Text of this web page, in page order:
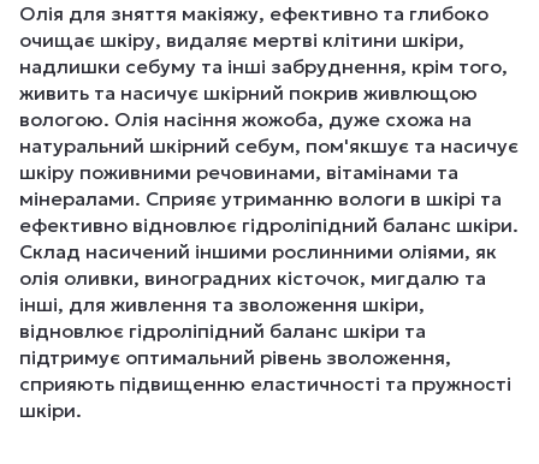
Олія для зняття макіяжу, ефективно та глибоко
очищає шкіру, видаляє мертві клітини шкіри,
надлишки себуму та інші забруднення, крім того,
живить та насичує шкірний покрив живлющою
вологою. Олія насіння жожоба, дуже схожа на
натуральний шкірний себум, пом'якшує та насичує
шкіру поживними речовинами, вітамінами та
мінералами. Сприяє утриманню вологи в шкірі та
ефективно відновлює гідроліпідний баланс шкіри.
Склад насичений іншими рослинними оліями, як
олія оливки, виноградних кісточок, мигдалю та
інші, для живлення та зволоження шкіри,
відновлює гідроліпідний баланс шкіри та
підтримує оптимальний рівень зволоження,
сприяють підвищенню еластичності та пружності
шкіри.